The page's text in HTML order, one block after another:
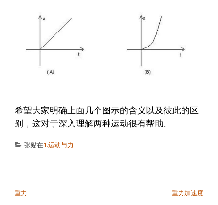
希望大家明确上面几个图示的含义以及彼此的区
别，这对于深入理解两种运动很有帮助。
张贴在1.运动与力
重力 重力加速度